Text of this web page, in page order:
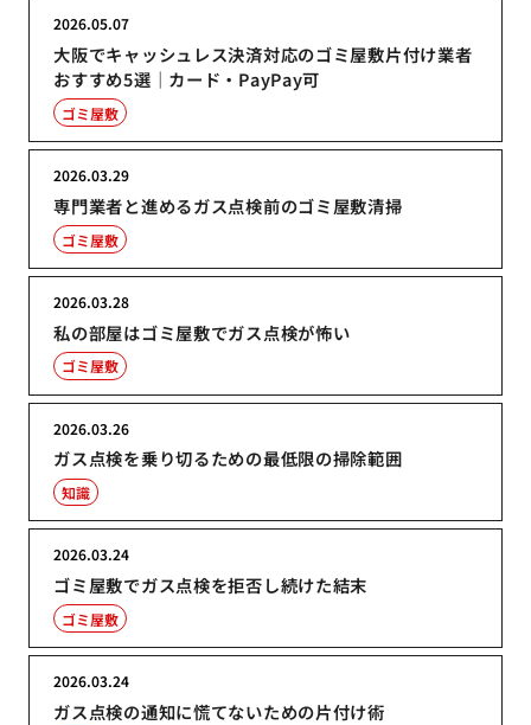
大阪でキャッシュレス決済対応のゴミ屋敷片付け業者
おすすめ5選｜カード・PayPay可
2026.05.07
ゴミ屋敷
専門業者と進めるガス点検前のゴミ屋敷清掃
2026.03.29
ゴミ屋敷
私の部屋はゴミ屋敷でガス点検が怖い
2026.03.28
ゴミ屋敷
ガス点検を乗り切るための最低限の掃除範囲
2026.03.26
知識
ゴミ屋敷でガス点検を拒否し続けた結末
2026.03.24
ゴミ屋敷
ガス点検の通知に慌てないための片付け術
2026.03.24